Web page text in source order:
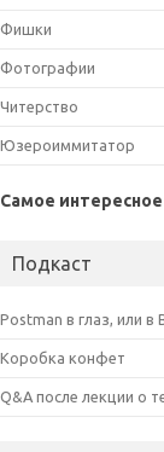
Фишки
Фотографии
Читерство
Юзероиммитатор
Самое интересное
Подкаст
Postman в глаз, или в
Коробка конфет
Q&A после лекции о